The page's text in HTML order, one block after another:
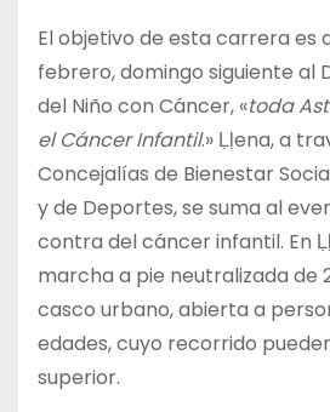
El objetivo de esta carrera es
febrero, domingo siguiente al
del Niño con Cáncer, «toda
el Cáncer Infantil.» Ḷḷena, a
Concejalías de Bienestar
y de Deportes, se suma al
contra del cáncer infantil. En
marcha a pie neutralizada de
casco urbano, abierta a
edades, cuyo recorrido
superior.